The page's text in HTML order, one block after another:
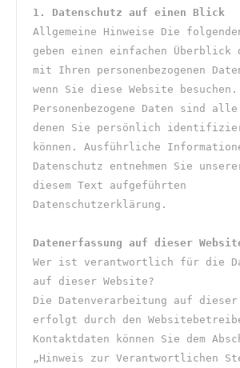
1. Datenschutz auf einen Blick
Allgemeine Hinweise Die
geben einen einfachen Überblick
mit Ihren personenbezogenen
wenn Sie diese Website besuchen.
Personenbezogene Daten sind
denen Sie persönlich
können. Ausführliche
Datenschutz entnehmen Sie
diesem Text aufgeführten
Datenschutzerklärung.
Datenerfassung auf dieser
Wer ist verantwortlich für die
auf dieser Website?
Die Datenverarbeitung auf dieser
erfolgt durch den
Kontaktdaten können Sie dem
„Hinweis zur Verantwortlichen